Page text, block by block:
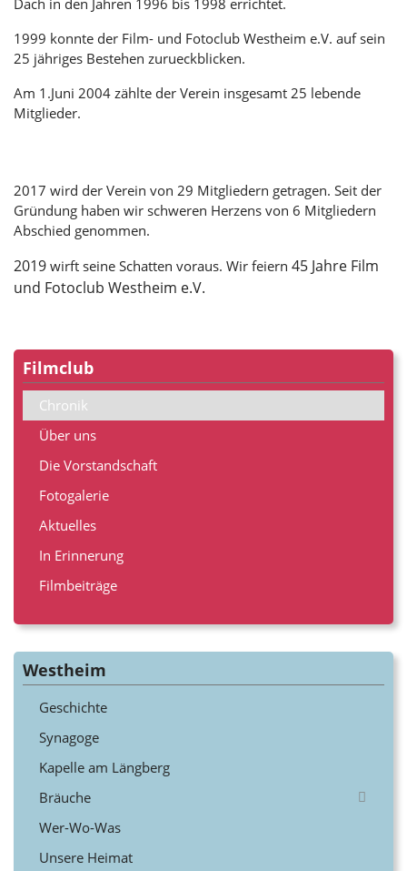
Dach in den Jahren 1996 bis 1998 errichtet.
1999 konnte der Film- und Fotoclub Westheim e.V. auf sein
25 jähriges Bestehen zurueckblicken.
Am 1.Juni 2004 zählte der Verein insgesamt 25 lebende
Mitglieder.
2017 wird der Verein von 29 Mitgliedern getragen. Seit der
Gründung haben wir schweren Herzens von 6 Mitgliedern
Abschied genommen.
2019 wirft seine Schatten voraus. Wir feiern 45 Jahre Film
und Fotoclub Westheim e.V.
Filmclub
Chronik
Über uns
Die Vorstandschaft
Fotogalerie
Aktuelles
In Erinnerung
Filmbeiträge
Westheim
Geschichte
Synagoge
Kapelle am Längberg
Bräuche
Wer-Wo-Was
Unsere Heimat